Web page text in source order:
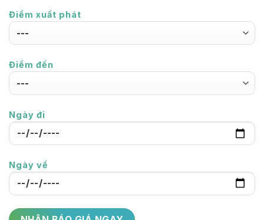
Điểm xuất phát
Điểm đến
Ngày đi
Ngày về